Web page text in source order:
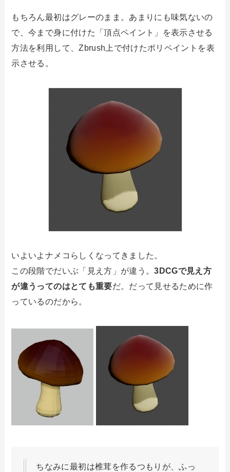
もちろん最初はグレーのまま。あまりにも味気ないの
で、今まで身に付けた「頂点ペイント」を表示させる
方法を利用して、Zbrush上で付けたポリペイントを表
示させる。
いよいよナメコらしくなってきました。
この段階でだいぶ「見え方」が違う。3DCGで見え方
が違うってのはとても重要だ。だって見せるために作
っているのだから。
ちなみに最初は椎茸を作るつもりが、ふっ